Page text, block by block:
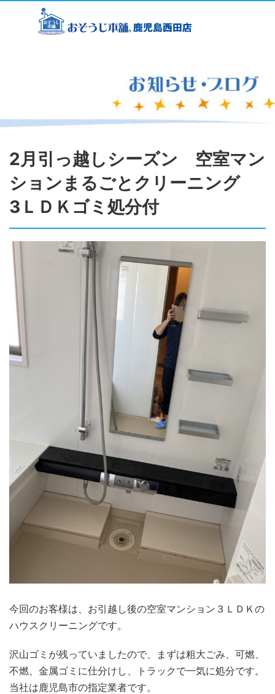
2月引っ越しシーズン 空室マン
ションまるごとクリーニング
3ＬＤＫゴミ処分付
今回のお客様は、お引越し後の空室マンション３ＬＤＫの
ハウスクリーニングです。
沢山ゴミが残っていましたので、まずは粗大ごみ、可燃、
不燃、金属ゴミに仕分けし、トラックで一気に処分です。
当社は鹿児島市の指定業者です。